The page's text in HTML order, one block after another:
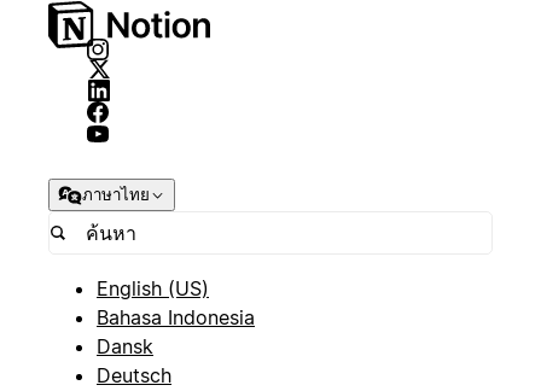
ภาษาไทย
English (US)
Bahasa Indonesia
Dansk
Deutsch